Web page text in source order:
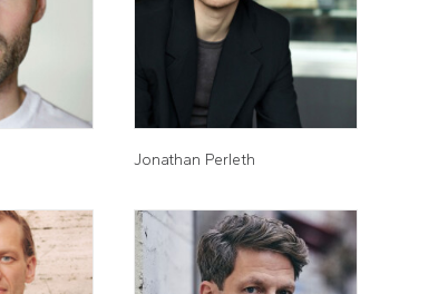
Jonathan Perleth